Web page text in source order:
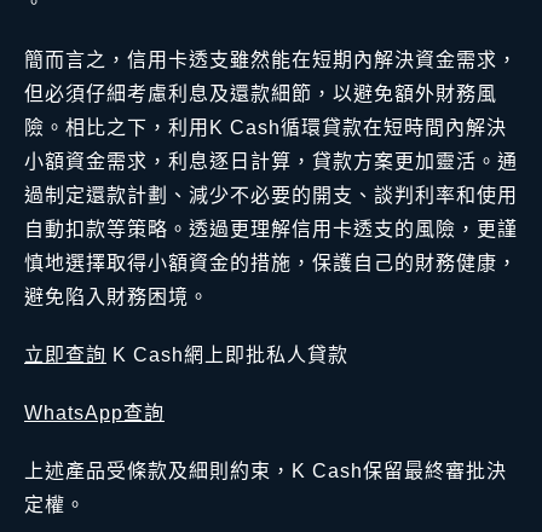
簡而言之，信用卡透支雖然能在短期內解決資金需求，
但必須仔細考慮利息及還款細節，以避免額外財務風
險。相比之下，利用K Cash循環貸款在短時間內解決
小額資金需求，利息逐日計算，貸款方案更加靈活。通
過制定還款計劃、減少不必要的開支、談判利率和使用
自動扣款等策略。透過更理解信用卡透支的風險，更謹
慎地選擇取得小額資金的措施，保護自己的財務健康，
避免陷入財務困境。
立即查詢 K Cash網上即批私人貸款
WhatsApp查詢
上述產品受條款及細則約束，K Cash保留最終審批決
定權。